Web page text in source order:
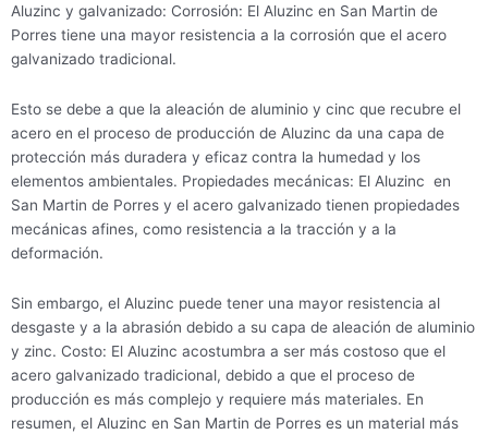
Aluzinc y galvanizado: Corrosión: El Aluzinc en San Martin de
Porres tiene una mayor resistencia a la corrosión que el acero
galvanizado tradicional.
Esto se debe a que la aleación de aluminio y cinc que recubre el
acero en el proceso de producción de Aluzinc da una capa de
protección más duradera y eficaz contra la humedad y los
elementos ambientales. Propiedades mecánicas: El Aluzinc en
San Martin de Porres y el acero galvanizado tienen propiedades
mecánicas afines, como resistencia a la tracción y a la
deformación.
Sin embargo, el Aluzinc puede tener una mayor resistencia al
desgaste y a la abrasión debido a su capa de aleación de aluminio
y zinc. Costo: El Aluzinc acostumbra a ser más costoso que el
acero galvanizado tradicional, debido a que el proceso de
producción es más complejo y requiere más materiales. En
resumen, el Aluzinc en San Martin de Porres es un material más